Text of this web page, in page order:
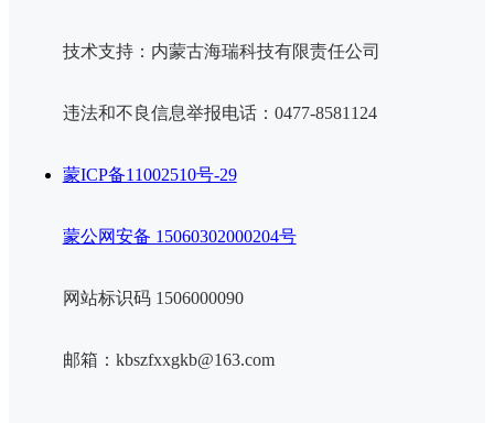
技术支持：内蒙古海瑞科技有限责任公司
违法和不良信息举报电话：0477-8581124
蒙ICP备11002510号-29
蒙公网安备 15060302000204号
网站标识码 1506000090
邮箱：kbszfxxgkb@163.com